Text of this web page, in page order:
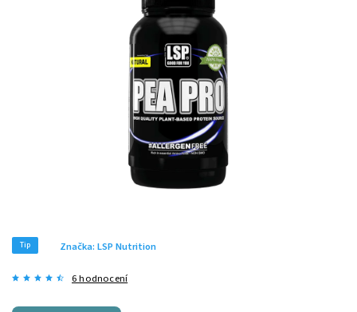
Tip
6 hodnocení
Značka: LSP Nutrition